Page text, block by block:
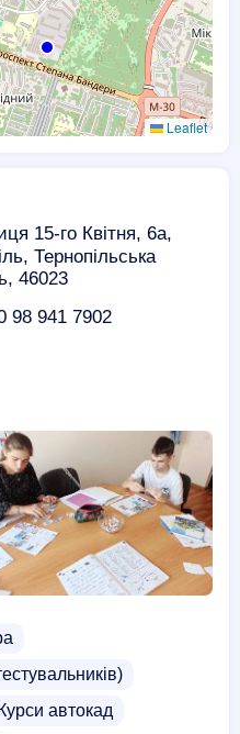
Leaflet
15-го Квітня, 6а,
Тернопільська
46023
98 941 7902
Курси автокад